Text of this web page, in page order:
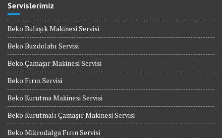
Servislerimiz
Beko Bulaşık Makinesi Servisi
Beko Buzdolabı Servisi
Beko Çamaşır Makinesi Servisi
Beko Fırın Servisi
Beko Kurutma Makinesi Servisi
Beko Kurutmalı Çamaşır Makinesi Servisi
Beko Mikrodalga Fırın Servisi